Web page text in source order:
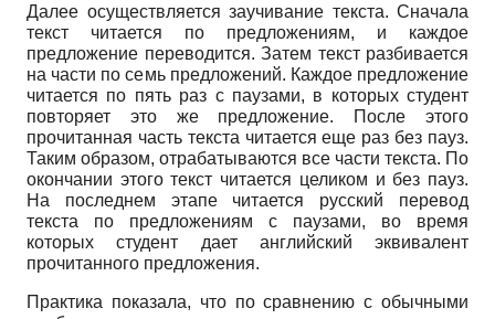
Далее осуществляется заучивание текста. Сначала
текст читается по предложениям, и каждое
предложе­ние переводится. Затем текст разбивается
на части по семь предложений. Каждое предложение
читается по пять раз с паузами, в которых студент
повторяет это же предложение. После этого
прочитанная часть текс­та читается еще раз без пауз.
Таким образом, отраба­тываются все части текста. По
окончании этого текст читается целиком и без пауз.
На последнем этапе чита­ется русский перевод
текста по предложениям с пауза­ми, во время
которых студент дает английский эквива­лент
прочитанного предложения.
Практика показала, что по сравнению с обычными